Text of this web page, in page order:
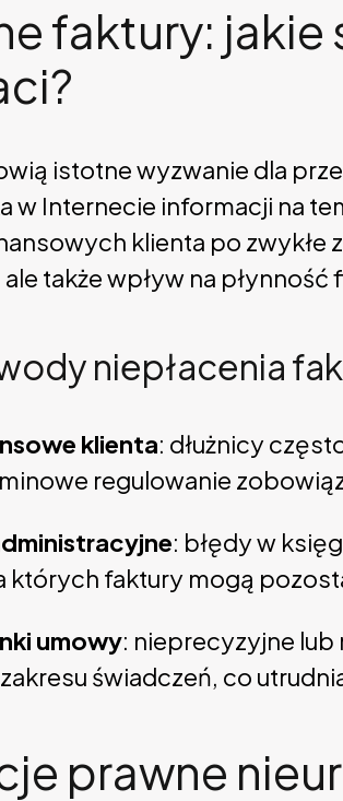
faktury:
istotne wyzwanie dla
w Internecie informacji na
klienta po zwykłe
także wpływ na płynność
niepłacenia
klienta: dłużnicy
regulowanie
: błędy w
których faktury mogą
umowy: nieprecyzyjne
świadczeń, co
prawne